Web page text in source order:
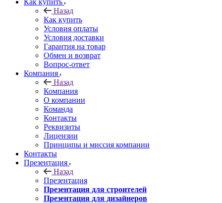
Как купить
Назад
Как купить
Условия оплаты
Условия доставки
Гарантия на товар
Обмен и возврат
Вопрос-ответ
Компания
Назад
Компания
О компании
Команда
Контакты
Реквизиты
Лицензии
Принципы и миссия компании
Контакты
Презентация
Назад
Презентация
Презентация для строителей
Презентация для дизайнеров